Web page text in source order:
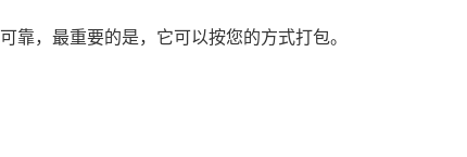
靠，最重要的是，它可以按您的方式打包。